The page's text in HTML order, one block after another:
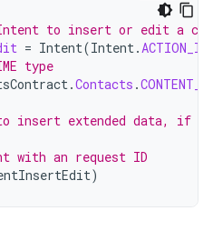
to insert or edit a
= Intent(Intent.
type
.Contacts .
insert extended data, if
with an request ID
)